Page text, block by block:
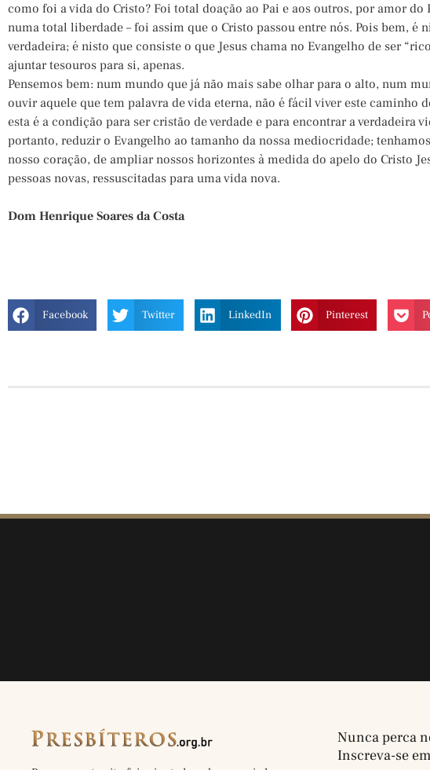
como foi a vida do Cristo? Foi total doação ao Pai e aos outros, por amor do
numa total liberdade – foi assim que o Cristo passou entre nós. Pois bem, é
verdadeira; é nisto que consiste o que Jesus chama no Evangelho de ser
ajuntar tesouros para si, apenas.
Pensemos bem: num mundo que já não mais sabe olhar para o alto, num
ouvir aquele que tem palavra de vida eterna, não é fácil viver este caminho
esta é a condição para ser cristão de verdade e para encontrar a verdadeira
portanto, reduzir o Evangelho ao tamanho da nossa mediocridade;
nosso coração, de ampliar nossos horizontes à medida do apelo do Cristo
pessoas novas, ressuscitadas para uma vida nova.
Dom Henrique Soares da Costa
Facebook Twitter LinkedIn Pinterest
Nunca perca
Inscreva-se